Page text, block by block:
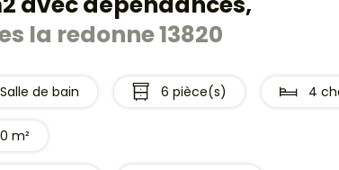
la redonne 13820
de bain 6 pièce(s) 4
m²